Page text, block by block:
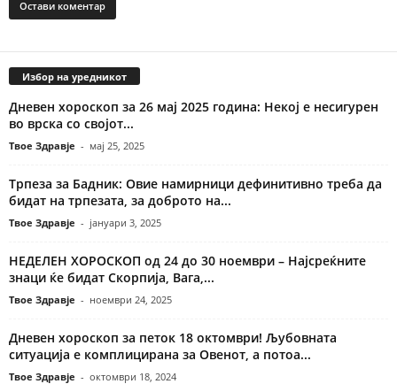
Избор на уредникот
Дневен хороскоп за 26 мај 2025 година: Некој е несигурен
во врска со својот...
Твое Здравје - мај 25, 2025
Трпеза за Бадник: Овие намирници дефинитивно треба да
бидат на трпезата, за доброто на...
Твое Здравје - јануари 3, 2025
НЕДЕЛЕН ХОРОСКОП од 24 до 30 ноември – Најсреќните
знаци ќе бидат Скорпија, Вага,...
Твое Здравје - ноември 24, 2025
Дневен хороскоп за петок 18 октомври! Љубовната
ситуација е комплицирана за Овенот, а потоа...
Твое Здравје - октомври 18, 2024